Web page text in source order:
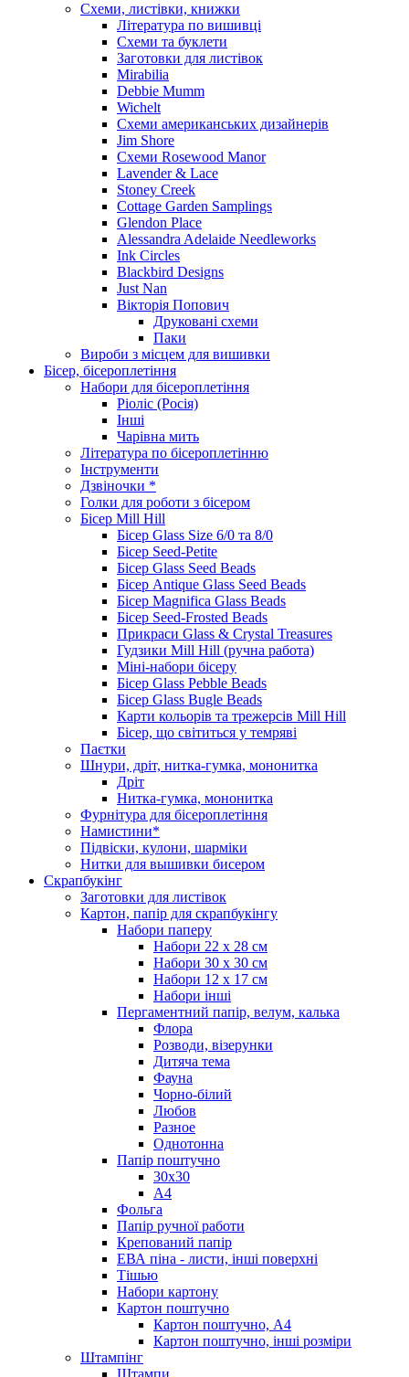
Схеми, листівки, книжки
Література по вишивці
Схеми та буклети
Заготовки для листівок
Mirabilia
Debbie Mumm
Wichelt
Схеми американських дизайнерів
Jim Shore
Cхеми Rosewood Manor
Lavender & Lace
Stoney Creek
Cottage Garden Samplings
Glendon Place
Alessandra Adelaide Needleworks
Ink Circles
Blackbird Designs
Just Nan
Вікторія Попович
Друковані схеми
Паки
Вироби з місцем для вишивки
Бісер, бісероплетіння
Набори для бісероплетіння
Ріоліс (Росія)
Інші
Чарівна мить
Література по бісероплетінню
Інструменти
Дзвіночки *
Голки для роботи з бісером
Бісер Mill Hill
Бісер Glass Size 6/0 та 8/0
Бісер Seed-Petite
Бісер Glass Seed Beads
Бісер Antique Glass Seed Beads
Бісер Magnifica Glass Beads
Бісер Seed-Frosted Beads
Прикраси Glass & Crystal Treasures
Гудзики Mill Hill (ручна работа)
Міні-набори бісеру
Бісер Glass Pebble Beads
Бісер Glass Bugle Beads
Карти кольорів та трежерсів Mill Hill
Бісер, що світиться у темряві
Паєтки
Шнури, дріт, нитка-гумка, мононитка
Дріт
Нитка-гумка, мононитка
Фурнітура для бісероплетіння
Намистини*
Підвіски, кулони, шарміки
Нитки для вышивки бисером
Скрапбукінг
Заготовки для листівок
Картон, папір для скрапбукінгу
Набори паперу
Набори 22 х 28 см
Набори 30 х 30 см
Набори 12 х 17 см
Набори інші
Пергаментний папір, велум, калька
Флора
Розводи, візерунки
Дитяча тема
Фауна
Чорно-білий
Любов
Разное
Однотонна
Папір поштучно
30х30
А4
Фольга
Папір ручної работи
Крепований папір
ЕВА піна - листи, інші поверхні
Тішью
Набори картону
Картон поштучно
Картон поштучно, А4
Картон поштучно, інші розміри
Штампінг
Штампи